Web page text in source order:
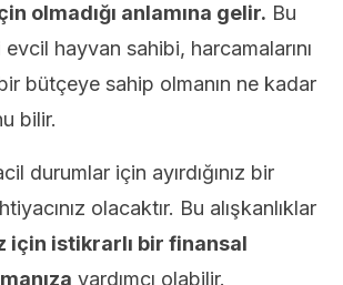
olmadığı anlamına gelir. Bu
hayvan sahibi, harcamalarını
bütçeye sahip olmanın ne kadar
bilir.
durumlar için ayırdığınız bir
olacaktır. Bu alışkanlıklar
için istikrarlı bir finansal
yardımcı olabilir.